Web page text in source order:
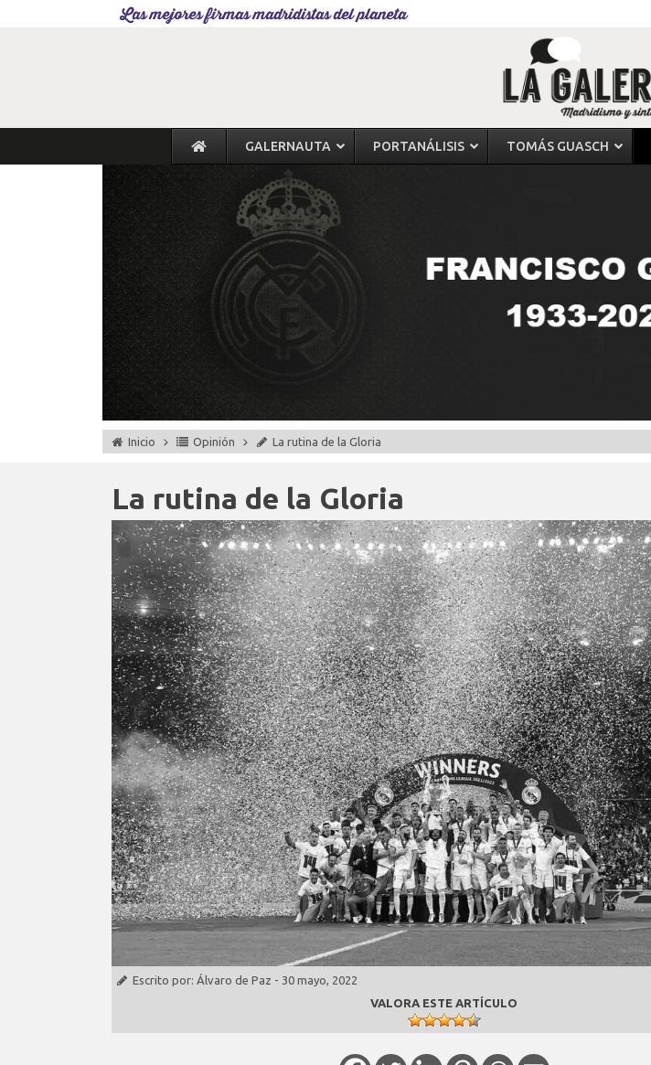
Las mejores firmas madridistas del planeta
GALERNAUTA PORTANÁLISIS TOMÁS GUASCH
Inicio Opinión La rutina de la Gloria
La rutina de la Gloria
Escrito por: Álvaro de Paz - 30 mayo, 2022
VALORA ESTE ARTÍCULO